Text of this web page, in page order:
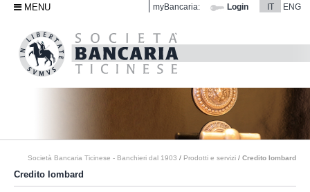
MENU IT ENG
myBancaria: Login
Società Bancaria Ticinese - Banchieri dal 1903 / Prodotti e servizi / Credito lombard
Credito lombard